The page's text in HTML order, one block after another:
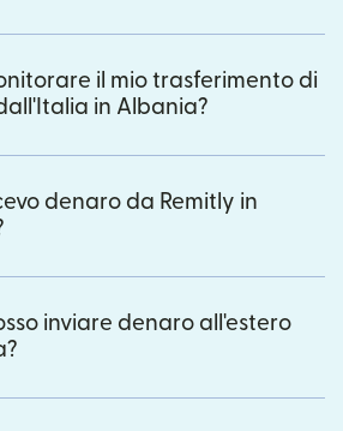
il mio trasferimento di
in Albania?
denaro da Remitly in
inviare denaro all'estero